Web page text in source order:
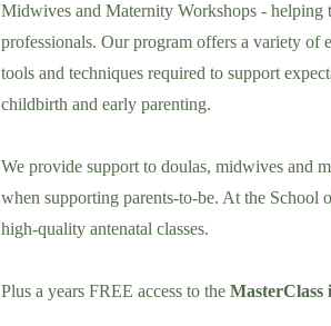
Midwives and Maternity Workshops -
professionals. Our program offers a variety of
tools and techniques required to support
childbirth and early parenting.
We provide support to doulas, midwives and
when supporting parents-to-be. At the School
high-quality antenatal classes.
Plus a years FREE access to the